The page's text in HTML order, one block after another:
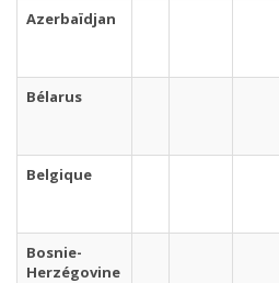
Azerbaïdjan
Bélarus
Belgique
Bosnie-
Herzégovine